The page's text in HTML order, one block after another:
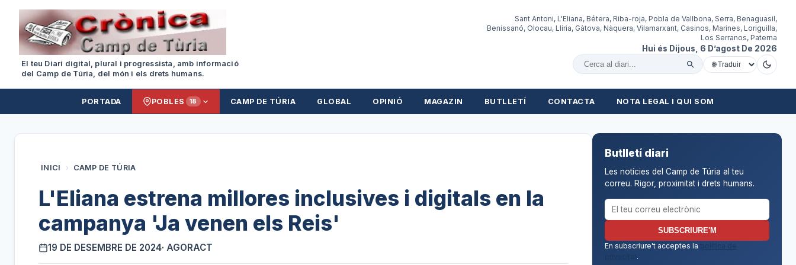
El teu Diari digital, plural i progressista, amb informació
del Camp de Túria, del món i els drets humans.
Sant Antoni, L'Eliana, Bétera, Riba-roja, Pobla de Vallbona, Serra, Benaguasil,
Benissanó, Olocau, Llíria, Gàtova, Nàquera, Vilamarxant, Casinos, Marines, Loriguilla,
Los Serranos, Paterna
Hui és Dijous, 6 D’agost De 2026
Cercar al diari
PORTADA POBLES 18 CAMP DE TÚRIA GLOBAL OPINIÓ MAGAZIN BUTLLETÍ CONTACTA NOTA LEGAL I QUI SOM
INICI › CAMP DE TÚRIA
L'Eliana estrena millores inclusives i digitals en la
campanya 'Ja venen els Reis'
19 DE DESEMBRE DE 2024· AGORACT
Butlletí diari
Les notícies del Camp de Túria al teu
correu. Rigor, proximitat i drets humans.
Correu electrònic per al butlletí
SUBSCRIURE'M
En subscriure't acceptes la
política de
.